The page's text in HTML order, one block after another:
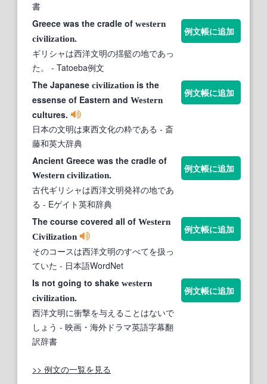
書
Greece was the cradle of western
civilization.
ギリシャは西洋文明の揺籃の地であっ
た。
- Tatoeba例文
例文帳に追加
The Japanese civilization is the
essense of Eastern and Western
cultures.
日本の文明は東西文化の粋である - 斎
藤和英大辞典
例文帳に追加
Ancient Greece was the cradle of
Western civilization.
古代ギリシャは西洋文明発祥の地であ
る - Eゲイト英和辞典
例文帳に追加
The course covered all of Western
Civilization
そのコースは西洋文明のすべてを扱っ
ていた - 日本語WordNet
例文帳に追加
Is not going to shake western
civilization.
西洋文明に衝撃を与えることはないで
しょう - 映画・海外ドラマ英語字幕翻
訳辞書
例文帳に追加
>> 例文の一覧を見る